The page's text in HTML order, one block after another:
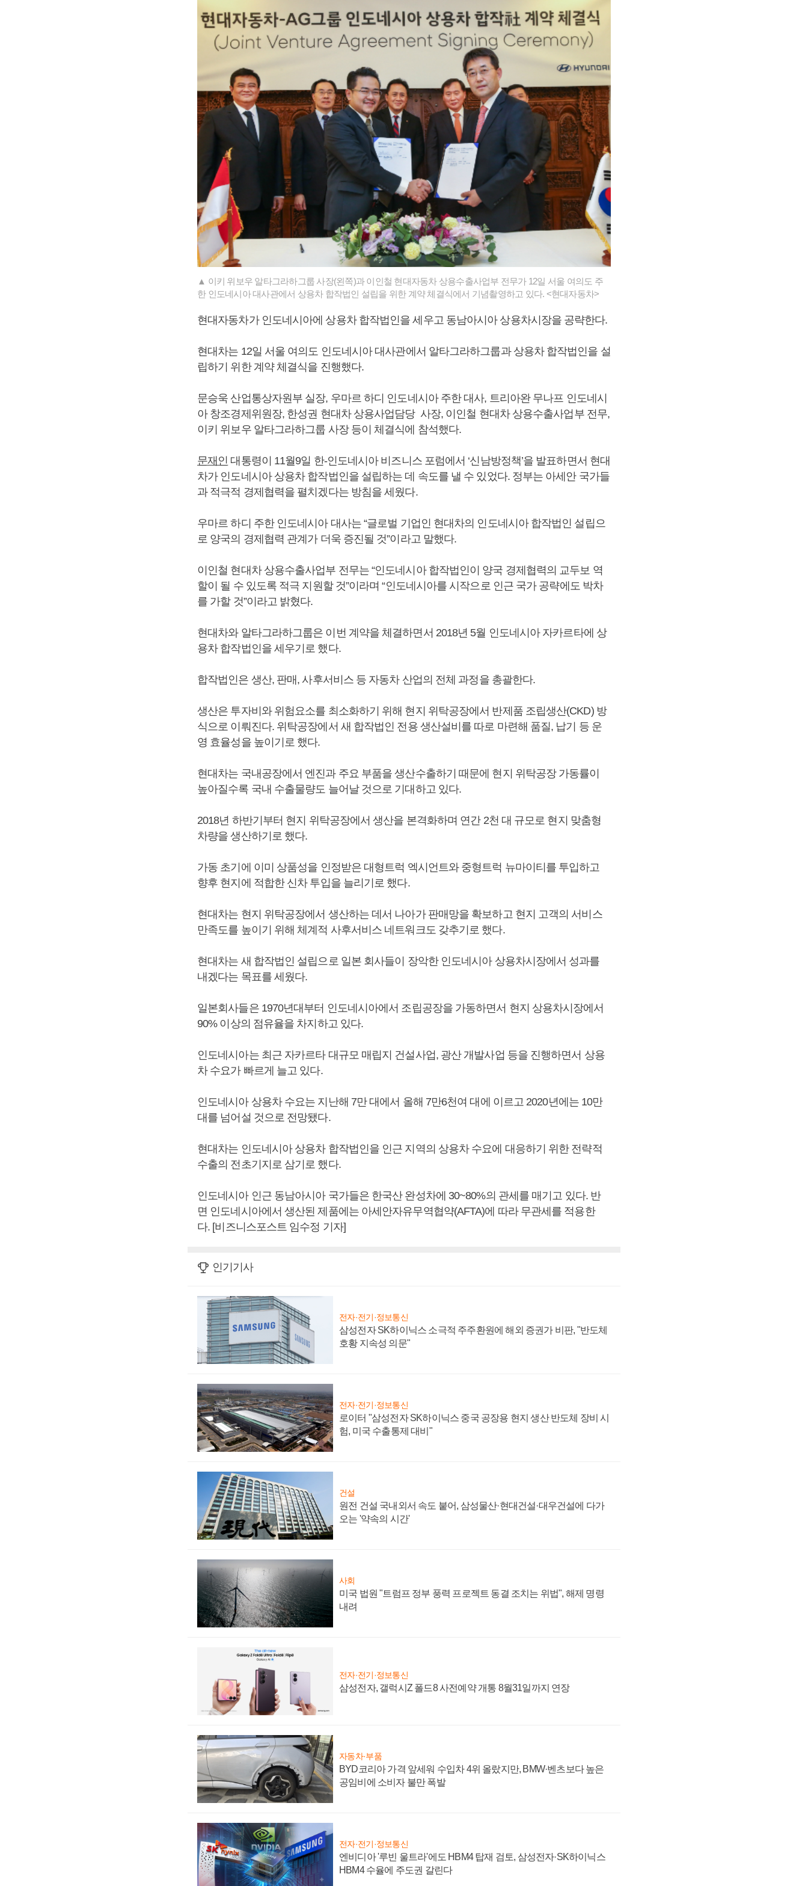
▲ 이키 위보우 알타그라하그룹 사장(왼쪽)과 이인철 현대자동차 상용수출사업부 전무가 12일 서울 여의도 주
한 인도네시아 대사관에서 상용차 합작법인 설립을 위한 계약 체결식에서 기념촬영하고 있다. <현대자동차>
현대자동차가 인도네시아에 상용차 합작법인을 세우고 동남아시아 상용차시장을 공략한다.
현대차는 12일 서울 여의도 인도네시아 대사관에서 알타그라하그룹과 상용차 합작법인을 설
립하기 위한 계약 체결식을 진행했다.
문승욱 산업통상자원부 실장, 우마르 하디 인도네시아 주한 대사, 트리아완 무나프 인도네시
아 창조경제위원장, 한성권 현대차 상용사업담당 사장, 이인철 현대차 상용수출사업부 전무,
이키 위보우 알타그라하그룹 사장 등이 체결식에 참석했다.
문재인 대통령이 11월9일 한-인도네시아 비즈니스 포럼에서 ‘신남방정책’을 발표하면서 현대
차가 인도네시아 상용차 합작법인을 설립하는 데 속도를 낼 수 있었다. 정부는 아세안 국가들
과 적극적 경제협력을 펼치겠다는 방침을 세웠다.
우마르 하디 주한 인도네시아 대사는 “글로벌 기업인 현대차의 인도네시아 합작법인 설립으
로 양국의 경제협력 관계가 더욱 증진될 것”이라고 말했다.
이인철 현대차 상용수출사업부 전무는 “인도네시아 합작법인이 양국 경제협력의 교두보 역
할이 될 수 있도록 적극 지원할 것”이라며 “인도네시아를 시작으로 인근 국가 공략에도 박차
를 가할 것”이라고 밝혔다.
현대차와 알타그라하그룹은 이번 계약을 체결하면서 2018년 5월 인도네시아 자카르타에 상
용차 합작법인을 세우기로 했다.
합작법인은 생산, 판매, 사후서비스 등 자동차 산업의 전체 과정을 총괄한다.
생산은 투자비와 위험요소를 최소화하기 위해 현지 위탁공장에서 반제품 조립생산(CKD) 방
식으로 이뤄진다. 위탁공장에서 새 합작법인 전용 생산설비를 따로 마련해 품질, 납기 등 운
영 효율성을 높이기로 했다.
현대차는 국내공장에서 엔진과 주요 부품을 생산수출하기 때문에 현지 위탁공장 가동률이
높아질수록 국내 수출물량도 늘어날 것으로 기대하고 있다.
2018년 하반기부터 현지 위탁공장에서 생산을 본격화하며 연간 2천 대 규모로 현지 맞춤형
차량을 생산하기로 했다.
가동 초기에 이미 상품성을 인정받은 대형트럭 엑시언트와 중형트럭 뉴마이티를 투입하고
향후 현지에 적합한 신차 투입을 늘리기로 했다.
현대차는 현지 위탁공장에서 생산하는 데서 나아가 판매망을 확보하고 현지 고객의 서비스
만족도를 높이기 위해 체계적 사후서비스 네트워크도 갖추기로 했다.
현대차는 새 합작법인 설립으로 일본 회사들이 장악한 인도네시아 상용차시장에서 성과를
내겠다는 목표를 세웠다.
일본회사들은 1970년대부터 인도네시아에서 조립공장을 가동하면서 현지 상용차시장에서
90% 이상의 점유율을 차지하고 있다.
인도네시아는 최근 자카르타 대규모 매립지 건설사업, 광산 개발사업 등을 진행하면서 상용
차 수요가 빠르게 늘고 있다.
인도네시아 상용차 수요는 지난해 7만 대에서 올해 7만6천여 대에 이르고 2020년에는 10만
대를 넘어설 것으로 전망됐다.
현대차는 인도네시아 상용차 합작법인을 인근 지역의 상용차 수요에 대응하기 위한 전략적
수출의 전초기지로 삼기로 했다.
인도네시아 인근 동남아시아 국가들은 한국산 완성차에 30~80%의 관세를 매기고 있다. 반
면 인도네시아에서 생산된 제품에는 아세안자유무역협약(AFTA)에 따라 무관세를 적용한
다. [비즈니스포스트 임수정 기자]
인기기사
전자·전기·정보통신
삼성전자 SK하이닉스 소극적 주주환원에 해외 증권가 비판, "반도체
호황 지속성 의문"
전자·전기·정보통신
로이터 "삼성전자 SK하이닉스 중국 공장용 현지 생산 반도체 장비 시
험, 미국 수출통제 대비"
건설
원전 건설 국내외서 속도 붙어, 삼성물산·현대건설·대우건설에 다가
오는 '약속의 시간'
사회
미국 법원 "트럼프 정부 풍력 프로젝트 동결 조치는 위법", 해제 명령
내려
전자·전기·정보통신
삼성전자, 갤럭시Z 폴드8 사전예약 개통 8월31일까지 연장
자동차·부품
BYD코리아 가격 앞세워 수입차 4위 올랐지만, BMW·벤츠보다 높은
공임비에 소비자 불만 폭발
전자·전기·정보통신
엔비디아 '루빈 울트라'에도 HBM4 탑재 검토, 삼성전자·SK하이닉스
HBM4 수율에 주도권 갈린다